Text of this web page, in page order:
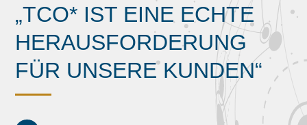
„TCO* IST EINE ECHTE
HERAUSFORDERUNG
FÜR UNSERE KUNDEN“